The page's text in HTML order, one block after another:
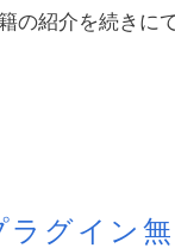
の紹介を続きにて
ラグイン